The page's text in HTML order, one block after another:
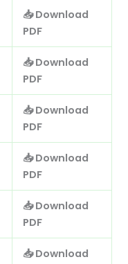
📥 Download
PDF
📥 Download
PDF
📥 Download
PDF
📥 Download
PDF
📥 Download
PDF
📥 Download